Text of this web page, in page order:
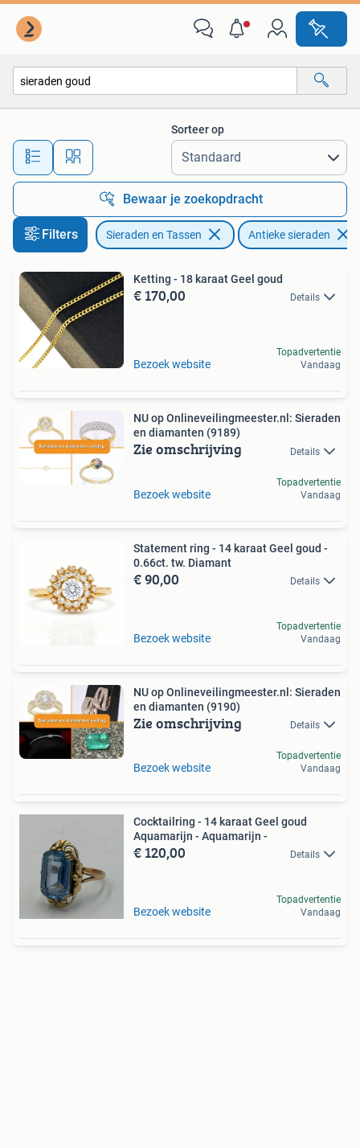
Alle afstanden…
Sorteer op
Bewaar je zoekopdracht
Filters Sieraden en Tassen Antieke sieraden
Ketting - 18 karaat Geel goud
€ 170,00 Details
Bezoek website
Topadvertentie
Vandaag
NU op Onlineveilingmeester.nl: Sieraden
en diamanten (9189)
Zie omschrijving Details
Bezoek website
Topadvertentie
Vandaag
Statement ring - 14 karaat Geel goud -
0.66ct. tw. Diamant
€ 90,00 Details
Bezoek website
Topadvertentie
Vandaag
NU op Onlineveilingmeester.nl: Sieraden
en diamanten (9190)
Zie omschrijving Details
Bezoek website
Topadvertentie
Vandaag
Cocktailring - 14 karaat Geel goud
Aquamarijn - Aquamarijn -
€ 120,00 Details
Bezoek website
Topadvertentie
Vandaag